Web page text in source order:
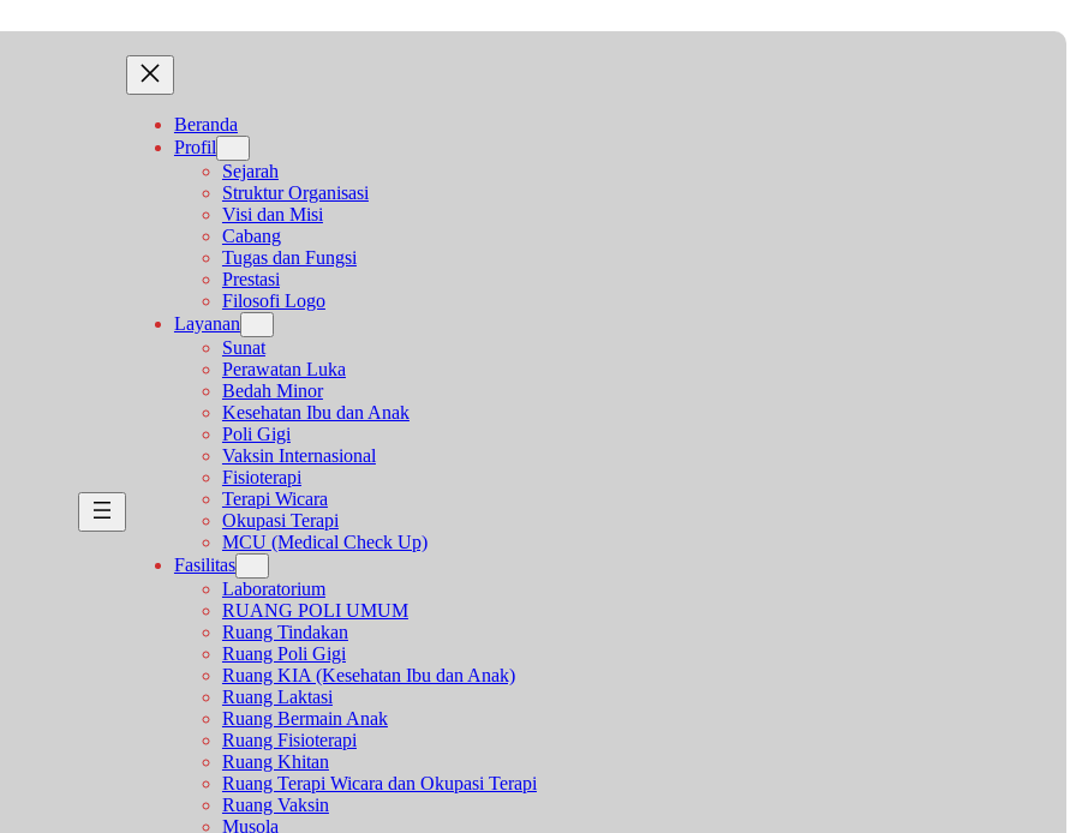
Beranda
Profil
Sejarah
Struktur Organisasi
Visi dan Misi
Cabang
Tugas dan Fungsi
Prestasi
Filosofi Logo
Layanan
Sunat
Perawatan Luka
Bedah Minor
Kesehatan Ibu dan Anak
Poli Gigi
Vaksin Internasional
Fisioterapi
Terapi Wicara
Okupasi Terapi
MCU (Medical Check Up)
Fasilitas
Laboratorium
RUANG POLI UMUM
Ruang Tindakan
Ruang Poli Gigi
Ruang KIA (Kesehatan Ibu dan Anak)
Ruang Laktasi
Ruang Bermain Anak
Ruang Fisioterapi
Ruang Khitan
Ruang Terapi Wicara dan Okupasi Terapi
Ruang Vaksin
Musola